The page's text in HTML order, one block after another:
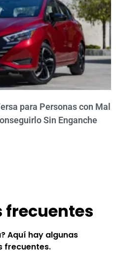
para Personas con Mal
Sin Enganche
frecuentes
Aquí hay algunas
frecuentes.